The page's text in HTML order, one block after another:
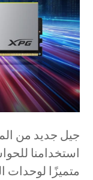
جيل جديد من
استخدامنا
متميزًا لوحدات